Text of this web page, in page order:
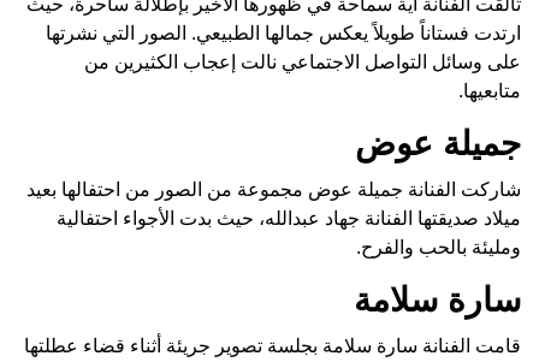
تألقت الفنانة آية سماحة في ظهورها الأخير بإطلالة ساحرة، حيث
ارتدت فستاناً طويلاً يعكس جمالها الطبيعي. الصور التي نشرتها
على وسائل التواصل الاجتماعي نالت إعجاب الكثيرين من
متابعيها.
جميلة عوض
شاركت الفنانة جميلة عوض مجموعة من الصور من احتفالها بعيد
ميلاد صديقتها الفنانة جهاد عبدالله، حيث بدت الأجواء احتفالية
ومليئة بالحب والفرح.
سارة سلامة
قامت الفنانة سارة سلامة بجلسة تصوير جريئة أثناء قضاء عطلتها